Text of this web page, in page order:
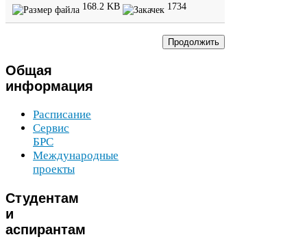
168 2 KB 1734
Общая
информация
Расписание
Сервис
БРС
Международные
проекты
Студентам
и
аспирантам